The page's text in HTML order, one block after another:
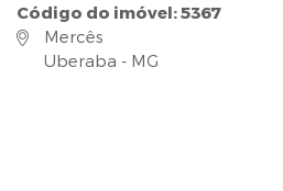
Código do imóvel: 5367
Mercês
Uberaba - MG